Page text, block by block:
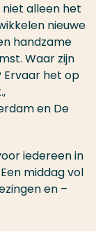
alleen het
nieuwe
handzame
Waar zijn
Ervaar het op
en De
iedereen in
middag vol
en –